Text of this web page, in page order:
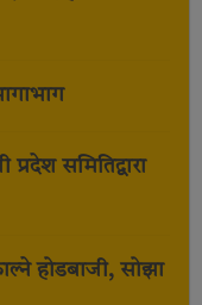
समितिद्वारा
होडबाजी, सोझा